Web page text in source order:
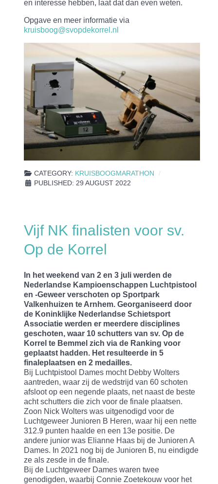
en interesse hebben, laat dat dan even weten.
Opgave en meer informatie via
kruisboog@svopdekorrel.nl
CATEGORY: KRUISBOOGMARATHON
PUBLISHED: 29 AUGUST 2022
Vijf NK finalisten voor sv.
Op de Korrel
In het weekend van 2 en 3 juli werden de
Nederlandse Kampioenschappen Luchtpistool
en -Geweer verschoten op Sportpark
Valkenhuizen te Arnhem. Georganiseerd door
de Koninklijke Nederlandse Schietsport
Associatie werden er meerdere disciplines
geschoten, waar 10 schutters van sv. Op de
Korrel te Bemmel zich via de Ranking voor
geplaatst hadden. Het resulteerde in 5
finaleplaatsen en 2 medailles.
Bij Luchtpistool Dames mocht Debby Wolters
aantreden, waar zij de wedstrijd van 60 schoten
afsloot op een negende plaats, net naast de beste
acht schutters die zich voor de finale plaatsen.
Zoon Nick Wolters was uitgenodigd voor de
Luchtgeweer Junioren B Heren, waar hij een nette
312.9 punten haalde en een 13e positie. De
andere junior was Elianne Haas bij de Junioren A
Dames. In 2021 nog bij de Junioren B, nu eindigde
ze als zesde in de finale.
Bij de Luchtgeweer Dames waren twee
genodigden, waarbij Connie Zoetekouw voor het